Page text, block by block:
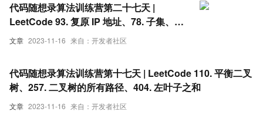
文章 2023-11-16 来自：开发者社区
代码随想录算法训练营第二十七天 |
LeetCode 93. 复原 IP 地址、78. 子集、
90. 子集 II
文章 2023-11-16 来自：开发者社区
代码随想录算法训练营第十七天 | LeetCode 110. 平衡二叉
树、257. 二叉树的所有路径、404. 左叶子之和